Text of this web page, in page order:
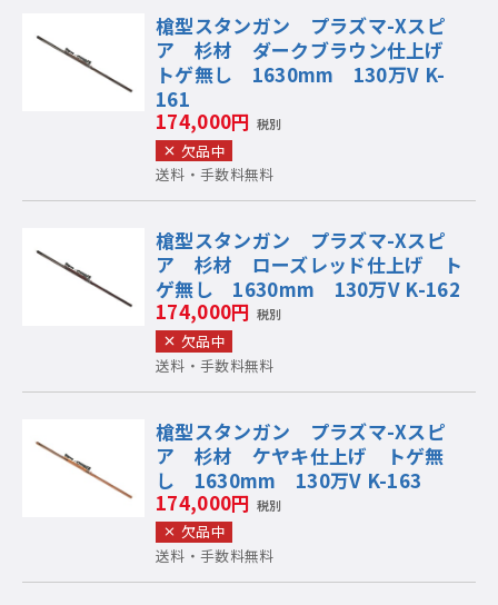
槍型スタンガン プラズマ-Xスピ
ア 杉材 ダークブラウン仕上げ
トゲ無し 1630mm 130万V K-
161
174,000円 税別
欠品中
送料・手数料無料
槍型スタンガン プラズマ-Xスピ
ア 杉材 ローズレッド仕上げ ト
ゲ無し 1630mm 130万V K-162
174,000円 税別
欠品中
送料・手数料無料
槍型スタンガン プラズマ-Xスピ
ア 杉材 ケヤキ仕上げ トゲ無
し 1630mm 130万V K-163
174,000円 税別
欠品中
送料・手数料無料